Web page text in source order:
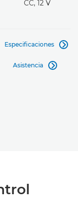
CC, 12 V
Especificaciones 
Asistencia 